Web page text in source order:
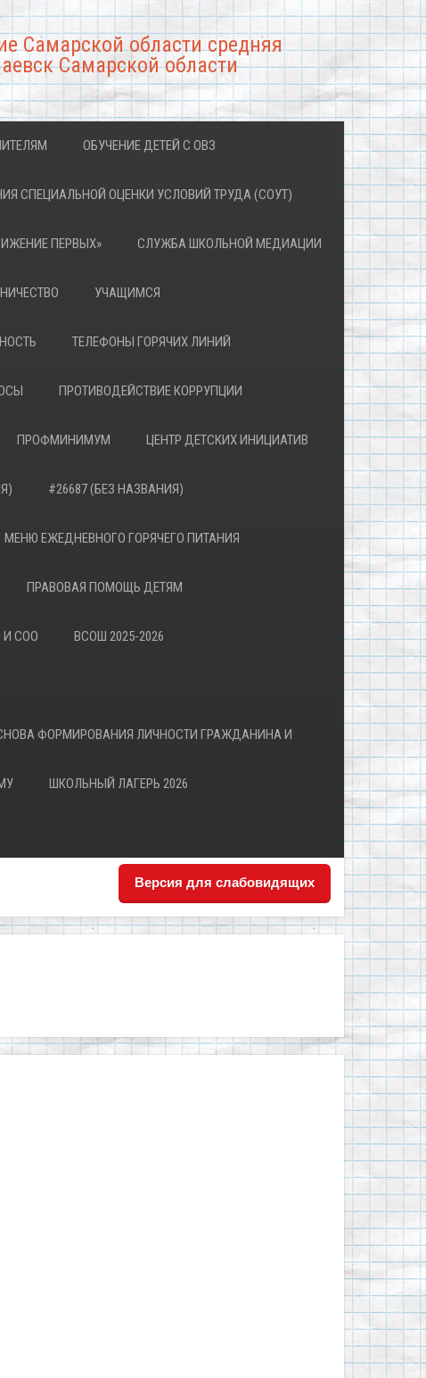
Самарской области средняя
Самарской области
ОБУЧЕНИЕ ДЕТЕЙ С ОВЗ
СПЕЦИАЛЬНОЙ ОЦЕНКИ УСЛОВИЙ ТРУДА (СОУТ)
ПЕРВЫХ» СЛУЖБА ШКОЛЬНОЙ МЕДИАЦИИ
УЧАЩИМСЯ
ТЕЛЕФОНЫ ГОРЯЧИХ ЛИНИЙ
ПРОТИВОДЕЙСТВИЕ КОРРУПЦИИ
ПРОФМИНИМУМ ЦЕНТР ДЕТСКИХ ИНИЦИАТИВ
#26687 (БЕЗ НАЗВАНИЯ)
МЕНЮ ЕЖЕДНЕВНОГО ГОРЯЧЕГО ПИТАНИЯ
ПРАВОВАЯ ПОМОЩЬ ДЕТЯМ
И СОО ВСОШ 2025-2026
ФОРМИРОВАНИЯ ЛИЧНОСТИ ГРАЖДАНИНА И
ШКОЛЬНЫЙ ЛАГЕРЬ 2026
Версия для слабовидящих